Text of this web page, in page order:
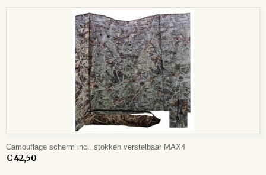
Camouflage scherm incl. stokken verstelbaar MAX4
€ 42,50